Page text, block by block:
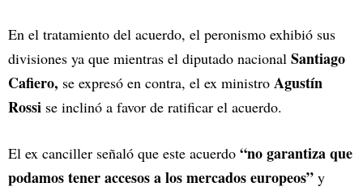
En el tratamiento del acuerdo, el peronismo exhibió sus
divisiones ya que mientras el diputado nacional Santiago
Cafiero, se expresó en contra, el ex ministro Agustín
Rossi se inclinó a favor de ratificar el acuerdo.
El ex canciller señaló que este acuerdo “no garantiza que
podamos tener accesos a los mercados europeos” y